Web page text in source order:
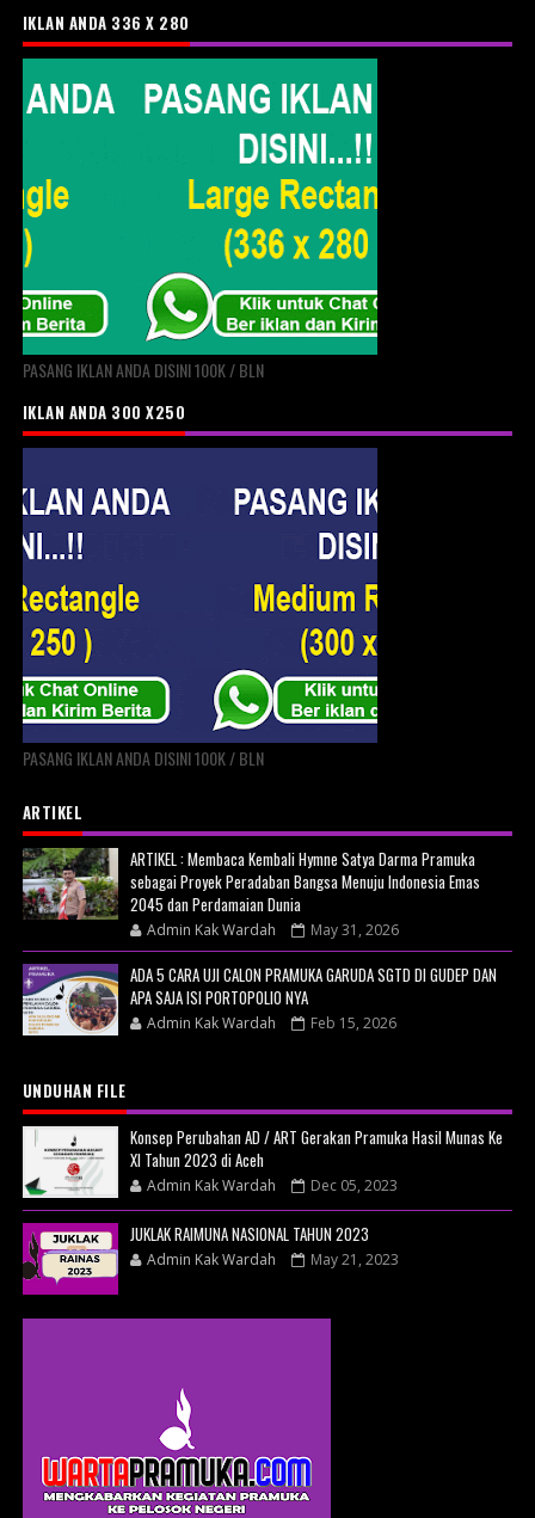
IKLAN ANDA 336 X 280
PASANG IKLAN ANDA DISINI 100K / BLN
IKLAN ANDA 300 X250
PASANG IKLAN ANDA DISINI 100K / BLN
ARTIKEL
ARTIKEL : Membaca Kembali Hymne Satya Darma Pramuka
sebagai Proyek Peradaban Bangsa Menuju Indonesia Emas
2045 dan Perdamaian Dunia
Admin Kak Wardah May 31, 2026
ADA 5 CARA UJI CALON PRAMUKA GARUDA SGTD DI GUDEP DAN
APA SAJA ISI PORTOPOLIO NYA
Admin Kak Wardah Feb 15, 2026
UNDUHAN FILE
Konsep Perubahan AD / ART Gerakan Pramuka Hasil Munas Ke
XI Tahun 2023 di Aceh
Admin Kak Wardah Dec 05, 2023
JUKLAK RAIMUNA NASIONAL TAHUN 2023
Admin Kak Wardah May 21, 2023